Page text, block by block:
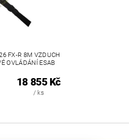
FX-R 8M VZDUCH
OVLÁDÁNÍ ESAB
18 855 Kč
/ ks